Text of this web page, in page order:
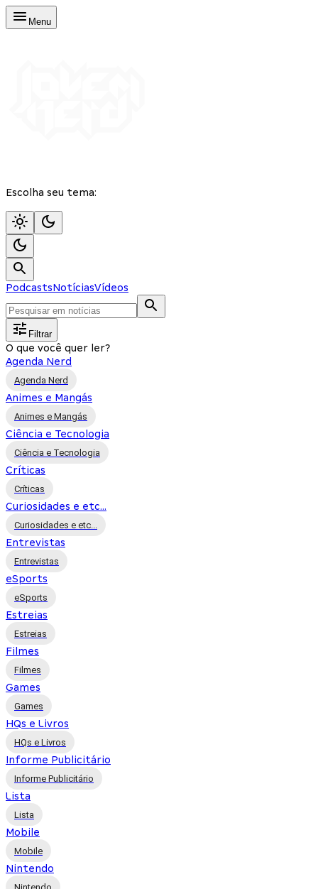
Menu
Escolha seu tema:
PodcastsNotíciasVídeos
Filtrar
O que você quer ler?
Agenda Nerd
Agenda Nerd
Animes e Mangás
Animes e Mangás
Ciência e Tecnologia
Ciência e Tecnologia
Críticas
Críticas
Curiosidades e etc...
Curiosidades e etc...
Entrevistas
Entrevistas
eSports
eSports
Estreias
Estreias
Filmes
Filmes
Games
Games
HQs e Livros
HQs e Livros
Informe Publicitário
Informe Publicitário
Lista
Lista
Mobile
Mobile
Nintendo
Nintendo